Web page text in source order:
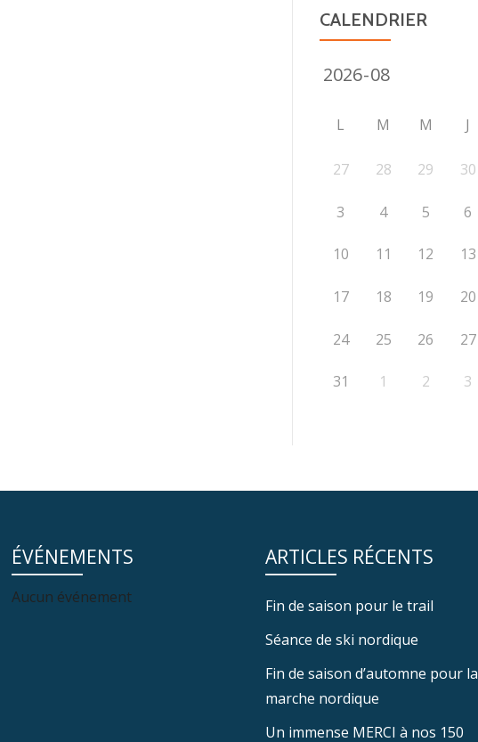
CALENDRIER
L M M J
27 28 29 30
3 4 5 6
10 11 12 13
17 18 19 20
24 25 26 27
31 1 2 3
ÉVÉNEMENTS
Aucun événement
ARTICLES RÉCENTS
Fin de saison pour le trail
Séance de ski nordique
Fin de saison d’automne pour la
marche nordique
Un immense MERCI à nos 150